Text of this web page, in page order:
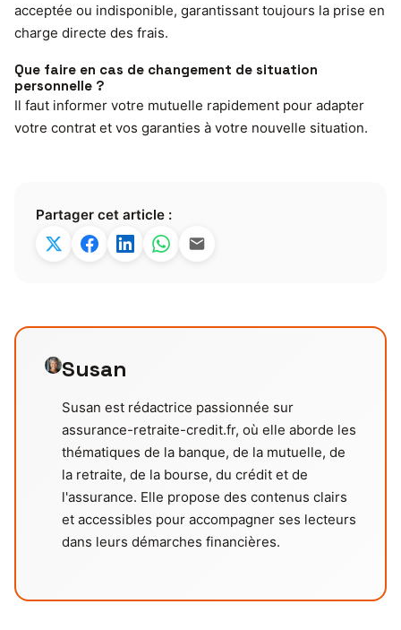
acceptée ou indisponible, garantissant toujours la prise en
charge directe des frais.
Que faire en cas de changement de situation
personnelle ?
Il faut informer votre mutuelle rapidement pour adapter
votre contrat et vos garanties à votre nouvelle situation.
Partager cet article :
Susan
Susan est rédactrice passionnée sur
assurance-retraite-credit.fr, où elle aborde les
thématiques de la banque, de la mutuelle, de
la retraite, de la bourse, du crédit et de
l'assurance. Elle propose des contenus clairs
et accessibles pour accompagner ses lecteurs
dans leurs démarches financières.